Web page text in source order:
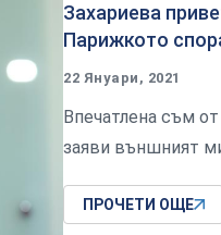
Захариева
Парижкото
22 Януари, 2021
Впечатлена съм
заяви външният
ПРОЧЕТИ ОЩЕ